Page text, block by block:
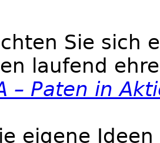
Sie sich
laufend
– Paten in
eigene